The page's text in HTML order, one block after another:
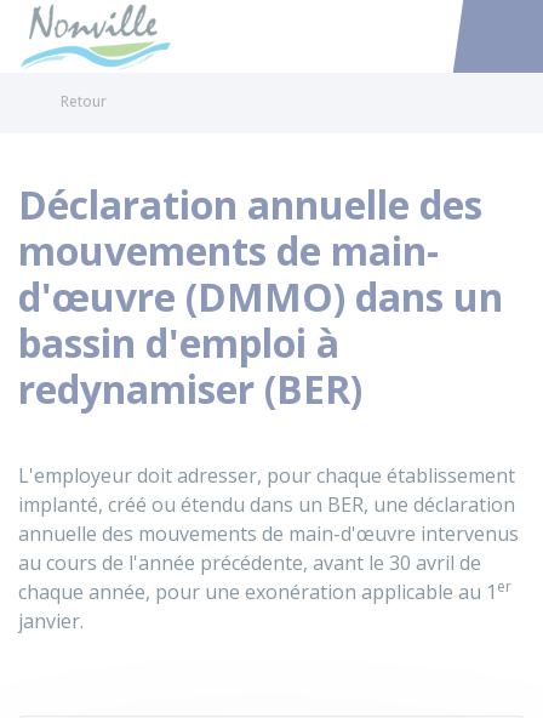
Accéder
Retour
Déclaration annuelle des
mouvements de main-
d'œuvre (DMMO) dans un
bassin d'emploi à
redynamiser (BER)
L'employeur doit adresser, pour chaque établissement
implanté, créé ou étendu dans un BER, une déclaration
annuelle des mouvements de main-d'œuvre intervenus
au cours de l'année précédente, avant le 30 avril de
chaque année, pour une exonération applicable au 1 er
janvier.